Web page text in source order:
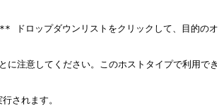
ロップダウンリストをクリックして、目的の
注意してください。このホストタイプで利用で
されます。